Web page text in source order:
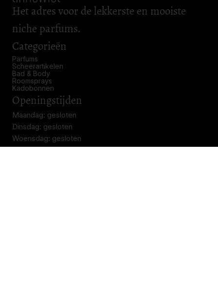
Het adres voor de lekkerste en mooiste
niche parfums.
Categorieën
Parfums
Scheerartikelen
Bad & Body
Roomsprays
Kadobonnen
Openingstijden
Maandag: gesloten
Dinsdag: gesloten
Woensdag: gesloten
Donderdag: 11.00 – 17.00